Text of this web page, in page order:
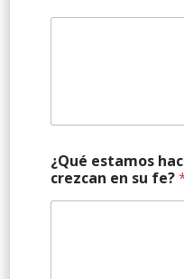
¿Qué estamos
crezcan en su fe?